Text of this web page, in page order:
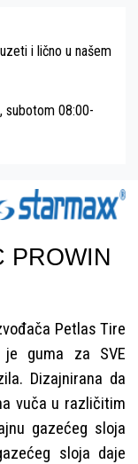
i lično u našem
subotom 08:00-
PROWIN
Petlas Tire
je guma za SVE
Dizajnirana da
vuča u različitim
gazećeg sloja
sloja daje